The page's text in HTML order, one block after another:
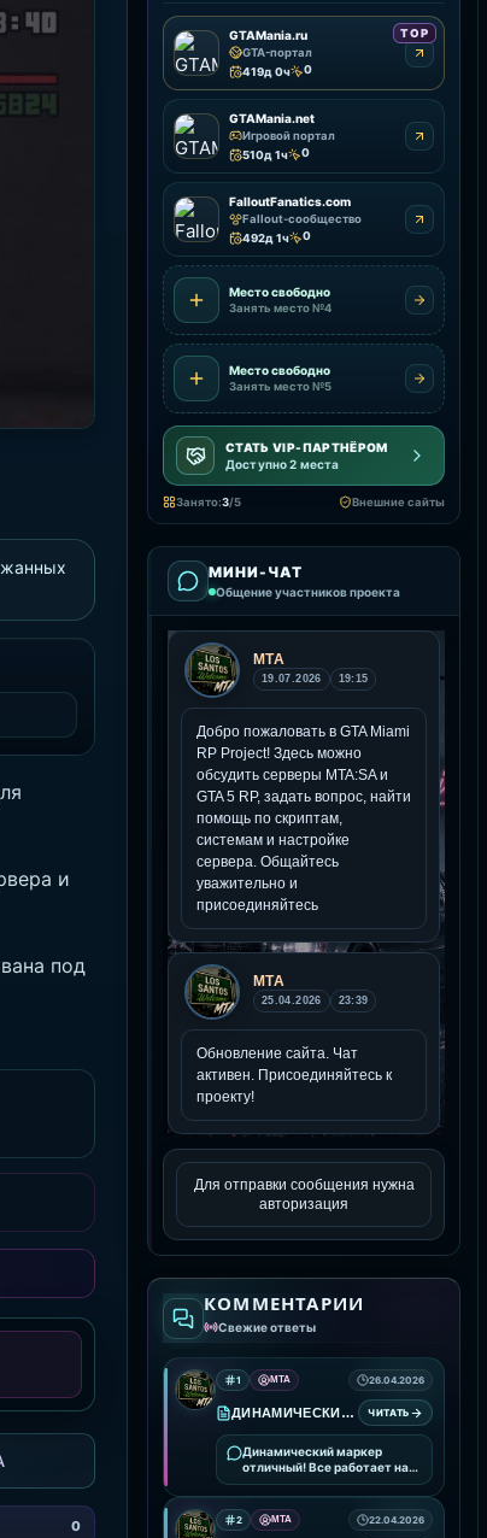
и
под
0
TOP
GTAMania.ru
GTA-портал
419д 0ч
0
GTAMania.net
Игровой портал
510д 1ч
0
FalloutFanatics.com
Fallout-сообщество
492д 1ч
0
Место свободно
Занять место №4
Место свободно
Занять место №5
СТАТЬ VIP-ПАРТНЁРОМ
Доступно 2 места
Занято:3/5 Внешние сайты
МИНИ-ЧАТ
Общение участников проекта
Для отправки сообщения нужна
авторизация
КОММЕНТАРИИ
Свежие ответы
1 MTA 26.04.2026
ДИНАМИЧЕСКИЙ МАРКЕР ЧИТАТЬ
Динамический маркер
отличный! Все работает на
ура!
2 MTA 22.04.2026